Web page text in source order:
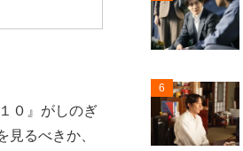
０』がしのぎ
るべきか、
6